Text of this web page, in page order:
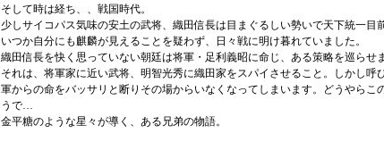
そして時は経ち、、戦国時代。
少しサイコパス気味の安土の武将、織田信長は目まぐるしい勢いで天下統一目前
いつか自分にも麒麟が見えることを疑わず、日々戦に明け暮れていました。
織田信長を快く思っていない朝廷は将軍・足利義昭に命じ、ある策略を巡らせま
それは、将軍家に近い武将、明智光秀に織田家をスパイさせること。しかし呼
軍からの命をバッサリと断りその場からいなくなってしまいます。どうやらこ
うで…
金平糖のような星々が導く、ある兄弟の物語。